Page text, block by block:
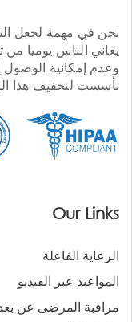
نحن في مهمة لجعل
يعاني الناس يوميا
وعدم إمكانية الوصول
تأسست لتخفيف هذا
Our Links
الرعاية الفاعلة
المواعيد عبر الفيديو
مراقبة المرضى عن